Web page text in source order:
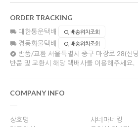
ORDER TRACKING
대한통운택배 배송위치조회
경동화물택배 배송위치조회
반품/교환 서울특별시 중구 마장로 28(신
반품 및 교환시 해당 택배사를 이용해주세요.
COMPANY INFO
상호명
샤네마네킹